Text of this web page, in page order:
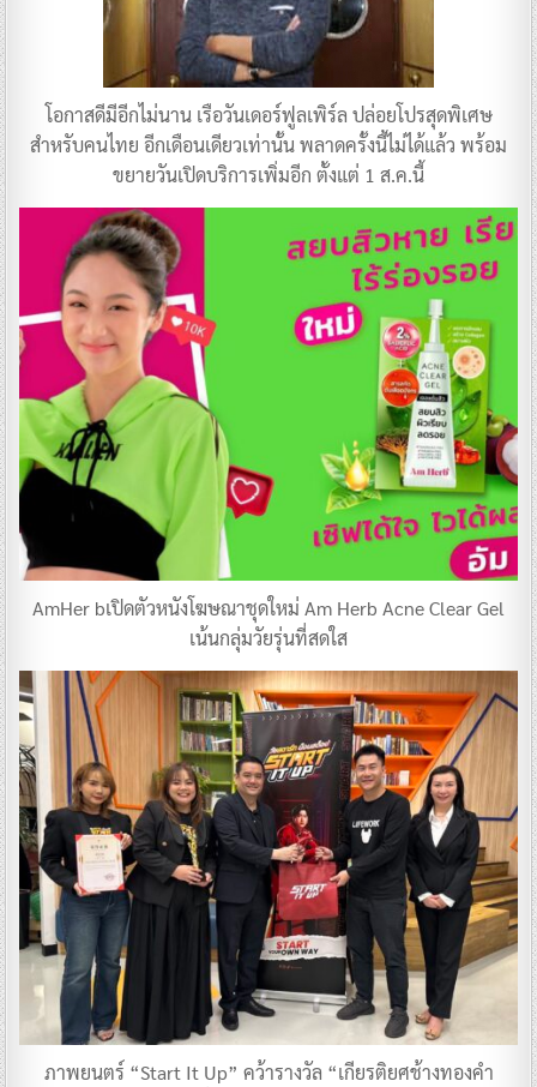
โอกาสดีมีอีกไม่นาน เรือวันเดอร์ฟูลเพิร์ล ปล่อยโปรสุดพิเศษ
สำหรับคนไทย อีกเดือนเดียวเท่านั้น พลาดครั้งนี้ไม่ได้แล้ว พร้อม
ขยายวันเปิดบริการเพิ่มอีก ตั้งแต่ 1 ส.ค.นี้
AmHer bเปิดตัวหนังโฆษณาชุดใหม่ Am Herb Acne Clear Gel
เน้นกลุ่มวัยรุ่นที่สดใส
ภาพยนตร์ “Start It Up” คว้ารางวัล “เกียรติยศช้างทองคำ